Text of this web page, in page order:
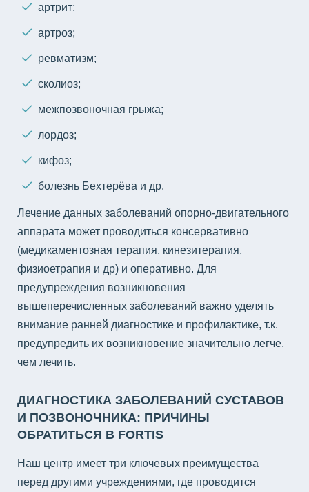
артрит;
артроз;
ревматизм;
сколиоз;
межпозвоночная грыжа;
лордоз;
кифоз;
болезнь Бехтерёва и др.
Лечение данных заболеваний опорно-двигательного
аппарата может проводиться консервативно
(медикаментозная терапия, кинезитерапия,
физиоетрапия и др) и оперативно. Для
предупреждения возникновения
вышеперечисленных заболеваний важно уделять
внимание ранней диагностике и профилактике, т.к.
предупредить их возникновение значительно легче,
чем лечить.
ДИАГНОСТИКА ЗАБОЛЕВАНИЙ СУСТАВОВ
И ПОЗВОНОЧНИКА: ПРИЧИНЫ
ОБРАТИТЬСЯ В FORTIS
Наш центр имеет три ключевых преимущества
перед другими учреждениями, где проводится